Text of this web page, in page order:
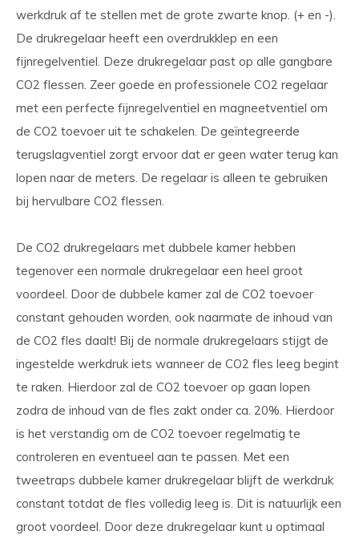
werkdruk af te stellen met de grote zwarte knop. (+ en -).
De drukregelaar heeft een overdrukklep en een
fijnregelventiel. Deze drukregelaar past op alle gangbare
CO2 flessen. Zeer goede en professionele CO2 regelaar
met een perfecte fijnregelventiel en magneetventiel om
de CO2 toevoer uit te schakelen. De geïntegreerde
terugslagventiel zorgt ervoor dat er geen water terug kan
lopen naar de meters. De regelaar is alleen te gebruiken
bij hervulbare CO2 flessen.
De CO2 drukregelaars met dubbele kamer hebben
tegenover een normale drukregelaar een heel groot
voordeel. Door de dubbele kamer zal de CO2 toevoer
constant gehouden worden, ook naarmate de inhoud van
de CO2 fles daalt! Bij de normale drukregelaars stijgt de
ingestelde werkdruk iets wanneer de CO2 fles leeg begint
te raken. Hierdoor zal de CO2 toevoer op gaan lopen
zodra de inhoud van de fles zakt onder ca. 20%. Hierdoor
is het verstandig om de CO2 toevoer regelmatig te
controleren en eventueel aan te passen. Met een
tweetraps dubbele kamer drukregelaar blijft de werkdruk
constant totdat de fles volledig leeg is. Dit is natuurlijk een
groot voordeel. Door deze drukregelaar kunt u optimaal